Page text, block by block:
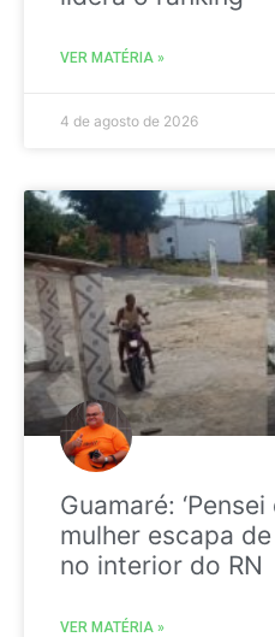
VER MATÉRIA »
4 de agosto de 2026
Guamaré:
mulher escapa
no interior do RN
VER MATÉRIA »